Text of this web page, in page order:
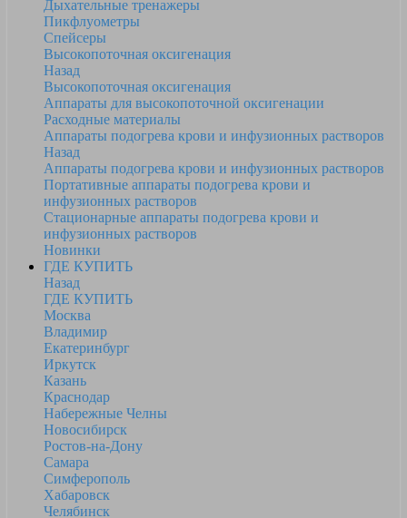
Дыхательные тренажеры
Пикфлуометры
Спейсеры
Высокопоточная оксигенация
Назад
Высокопоточная оксигенация
Аппараты для высокопоточной оксигенации
Расходные материалы
Аппараты подогрева крови и инфузионных растворов
Назад
Аппараты подогрева крови и инфузионных растворов
Портативные аппараты подогрева крови и
инфузионных растворов
Стационарные аппараты подогрева крови и
инфузионных растворов
Новинки
ГДЕ КУПИТЬ
Назад
ГДЕ КУПИТЬ
Москва
Владимир
Екатеринбург
Иркутск
Казань
Краснодар
Набережные Челны
Новосибирск
Ростов-на-Дону
Самара
Симферополь
Хабаровск
Челябинск